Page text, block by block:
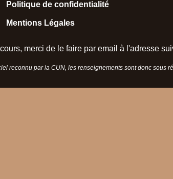
Politique de confidentialité
Mentions Légales
merci de le faire par email à l'adresse
reconnu par la CUN, les renseignements sont donc sous